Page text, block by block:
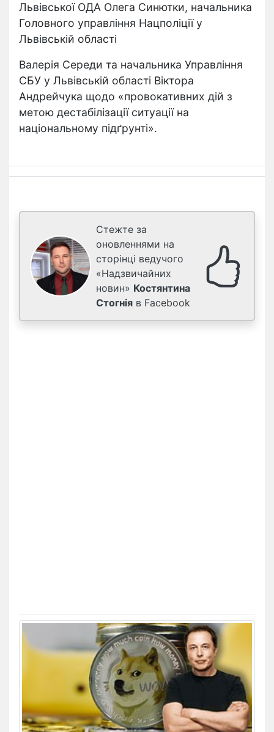
Львівської ОДА Олега Синютки, начальника
Головного управління Нацполіції у
Львівській області
Валерія Середи та начальника Управління
СБУ у Львівській області Віктора
Андрейчука щодо «провокативних дій з
метою дестабілізації ситуації на
національному підґрунті».
Стежте за
оновленнями на
сторінці ведучого
«Надзвичайних
новин» Костянтина
Стогнія в Facebook